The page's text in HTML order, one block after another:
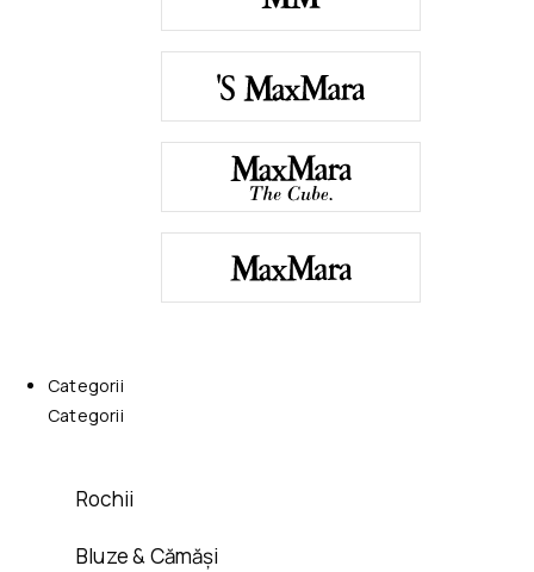
Categorii
Categorii
Rochii
Bluze & Cămăși